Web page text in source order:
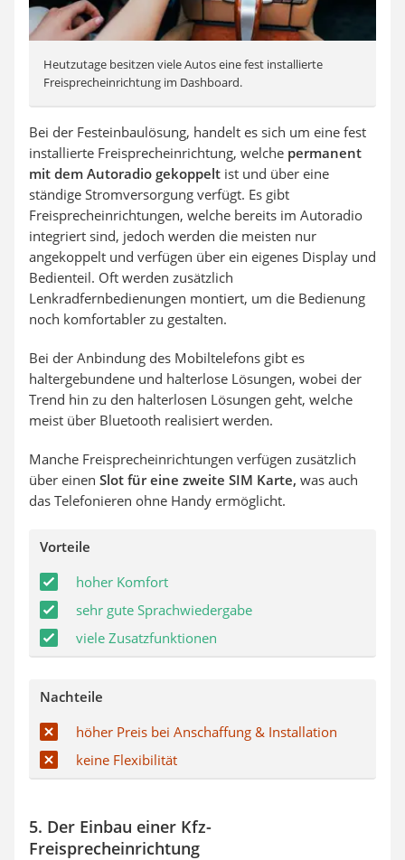
Heutzutage besitzen viele Autos eine fest installierte
Freisprecheinrichtung im Dashboard.
Bei der Festeinbaulösung, handelt es sich um eine fest
installierte Freisprecheinrichtung, welche permanent
mit dem Autoradio gekoppelt ist und über eine
ständige Stromversorgung verfügt. Es gibt
Freisprecheinrichtungen, welche bereits im Autoradio
integriert sind, jedoch werden die meisten nur
angekoppelt und verfügen über ein eigenes Display und
Bedienteil. Oft werden zusätzlich
Lenkradfernbedienungen montiert, um die Bedienung
noch komfortabler zu gestalten.
Bei der Anbindung des Mobiltelefons gibt es
haltergebundene und halterlose Lösungen, wobei der
Trend hin zu den halterlosen Lösungen geht, welche
meist über Bluetooth realisiert werden.
Manche Freisprecheinrichtungen verfügen zusätzlich
über einen Slot für eine zweite SIM Karte, was auch
das Telefonieren ohne Handy ermöglicht.
Vorteile
hoher Komfort
sehr gute Sprachwiedergabe
viele Zusatzfunktionen
Nachteile
höher Preis bei Anschaffung & Installation
keine Flexibilität
5. Der Einbau einer Kfz-
Freisprecheinrichtung